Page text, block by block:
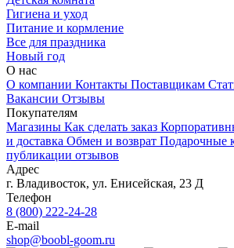
Гигиена и уход
Питание и кормление
Все для праздника
Новый год
О нас
О компании Контакты Поставщикам
Вакансии Отзывы
Покупателям
Магазины Как сделать заказ
и доставка Обмен и возврат Подарочные
публикации отзывов
Адрес
г. Владивосток, ул. Енисейская, 23 Д
Телефон
8 (800) 222-24-28
E-mail
shop@boobl-goom.ru